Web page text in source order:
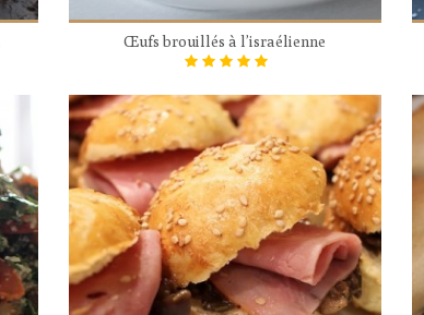
Œufs brouillés à l’israélienne